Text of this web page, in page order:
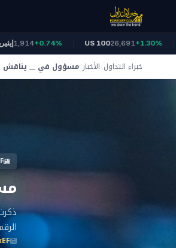
+0.74% US 10026,691+1.30%
خبراء التداول الأخبار مسؤول في __ يناقش